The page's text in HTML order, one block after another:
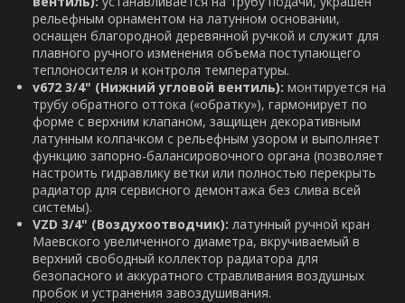
рельефным орнаментом на латунном основании,
оснащен благородной деревянной ручкой и служит для
плавного ручного изменения объема поступающего
теплоносителя и контроля температуры.
v672 3/4" (Нижний угловой вентиль): монтируется на
трубу обратного оттока («обратку»), гармонирует по
форме с верхним клапаном, защищен декоративным
латунным колпачком с рельефным узором и выполняет
функцию запорно-балансировочного органа (позволяет
настроить гидравлику ветки или полностью перекрыть
радиатор для сервисного демонтажа без слива всей
системы).
VZD 3/4" (Воздухоотводчик): латунный ручной кран
Маевского увеличенного диаметра, вкручиваемый в
верхний свободный коллектор радиатора для
безопасного и аккуратного стравливания воздушных
пробок и устранения завоздушивания.